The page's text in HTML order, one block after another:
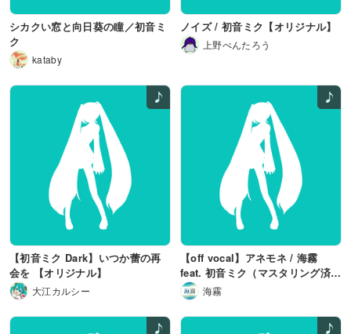
シカクい窓と向日葵の瞳／初音ミ
ク
kataby
ノイズ / 初音ミク【オリジナル】
上野ぺんたろう
【初音ミク Dark】いつか蕾の再
会を 【オリジナル】
大江カルシー
【off vocal】アネモネ / 海霧
feat. 初音ミク（マスタリング済
み） 海霧